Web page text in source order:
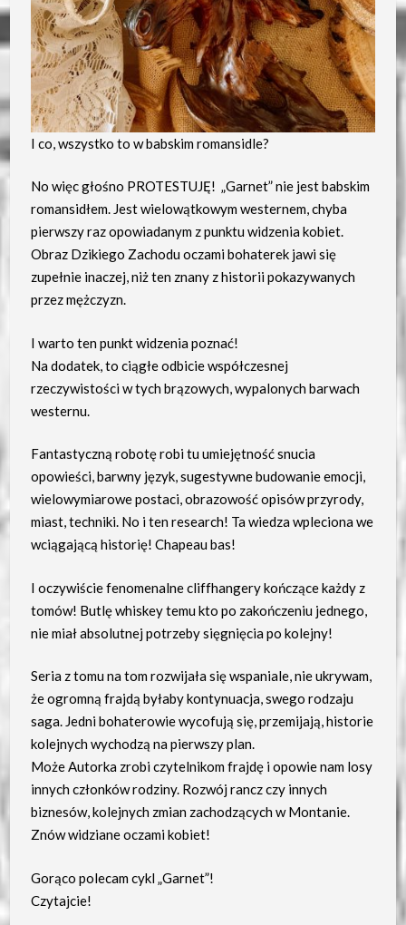
I co, wszystko to w babskim romansidle?
No więc głośno PROTESTUJĘ! „Garnet” nie jest babskim
romansidłem. Jest wielowątkowym westernem, chyba
pierwszy raz opowiadanym z punktu widzenia kobiet.
Obraz Dzikiego Zachodu oczami bohaterek jawi się
zupełnie inaczej, niż ten znany z historii pokazywanych
przez mężczyzn.
I warto ten punkt widzenia poznać!
Na dodatek, to ciągłe odbicie współczesnej
rzeczywistości w tych brązowych, wypalonych barwach
westernu.
Fantastyczną robotę robi tu umiejętność snucia
opowieści, barwny język, sugestywne budowanie emocji,
wielowymiarowe postaci, obrazowość opisów przyrody,
miast, techniki. No i ten research! Ta wiedza wpleciona we
wciągającą historię! Chapeau bas!
I oczywiście fenomenalne cliffhangery kończące każdy z
tomów! Butlę whiskey temu kto po zakończeniu jednego,
nie miał absolutnej potrzeby sięgnięcia po kolejny!
Seria z tomu na tom rozwijała się wspaniale, nie ukrywam,
że ogromną frajdą byłaby kontynuacja, swego rodzaju
saga. Jedni bohaterowie wycofują się, przemijają, historie
kolejnych wychodzą na pierwszy plan.
Może Autorka zrobi czytelnikom frajdę i opowie nam losy
innych członków rodziny. Rozwój rancz czy innych
biznesów, kolejnych zmian zachodzących w Montanie.
Znów widziane oczami kobiet!
Gorąco polecam cykl „Garnet”!
Czytajcie!